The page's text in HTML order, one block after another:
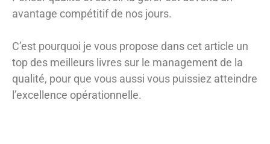
avantage compétitif de nos jours.
C’est pourquoi je vous propose dans cet article un
top des meilleurs livres sur le management de la
qualité, pour que vous aussi vous puissiez atteindre
l’excellence opérationnelle.